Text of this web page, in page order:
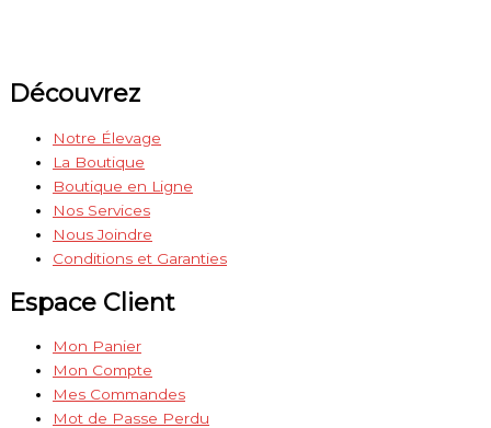
Découvrez
Notre Élevage
La Boutique
Boutique en Ligne
Nos Services
Nous Joindre
Conditions et Garanties
Espace Client
Mon Panier
Mon Compte
Mes Commandes
Mot de Passe Perdu